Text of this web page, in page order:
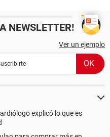
NEWSLETTER!
Ver un ejemplo
explicó lo que es